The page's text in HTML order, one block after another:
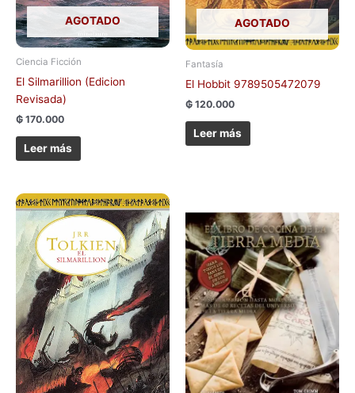
AGOTADO
Ciencia Ficción
El Silmarillion (Edicion
Revisada)
₲ 170.000
Leer más
AGOTADO
Fantasía
El Hobbit 9789505472079
₲ 120.000
Leer más